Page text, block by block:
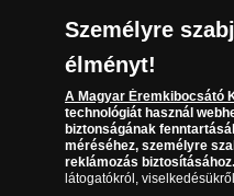
Kézbesítés
Reklamáció
Visszaküldés
Elállási űrlap
Karrier
Sütik (cookies) használata
Süti (cookies)Beállítások
Társaságunkról
Az érmék és érmek ára és
Gyakran ismételt kérdések
06 80 888 889
(díjmentesen hívható
óra között, péntekenként
Személyre
élményt!
A Magyar Éremkibocsátó
technológiát használ
biztonságának
méréséhez, személyre
reklámozás biztosításához.
látogatókról,